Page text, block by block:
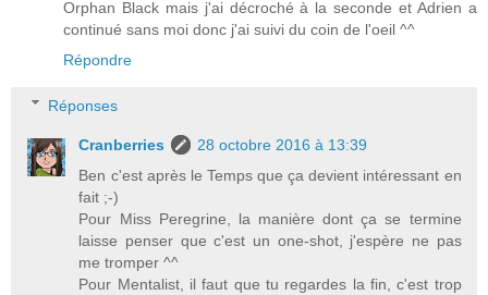
Orphan Black mais j'ai décroché à la seconde et Adrien a
continué sans moi donc j'ai suivi du coin de l'oeil ^^
Répondre
Réponses
Cranberries
28 octobre 2016 à 13:39
Ben c'est après le Temps que ça devient intéressant en
fait ;-)
Pour Miss Peregrine, la manière dont ça se termine
laisse penser que c'est un one-shot, j'espère ne pas
me tromper ^^
Pour Mentalist, il faut que tu regardes la fin, c'est trop